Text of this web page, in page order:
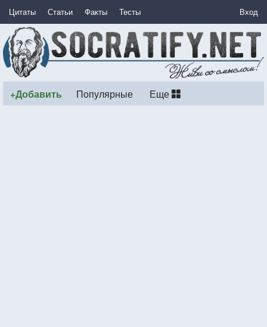
Цитаты Статьи Факты Тесты Вход
+Добавить Популярные Еще